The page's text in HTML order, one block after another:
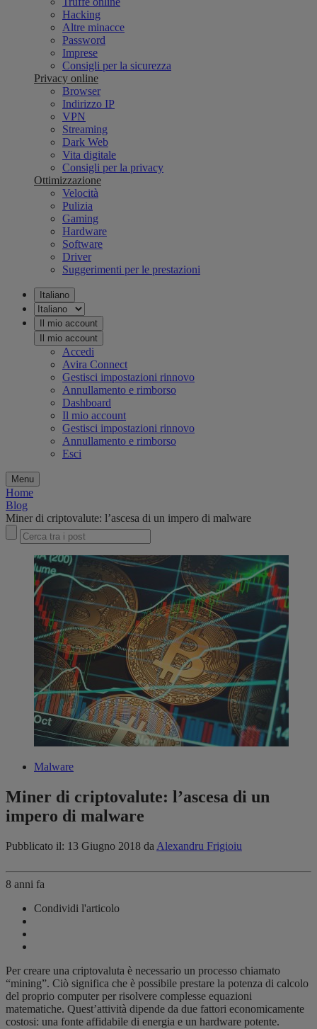
Hacking
Altre minacce
Password
Imprese
Consigli per la sicurezza
Privacy online
Browser
Indirizzo IP
VPN
Streaming
Dark Web
Vita digitale
Consigli per la privacy
Ottimizzazione
Velocità
Pulizia
Gaming
Hardware
Software
Driver
Suggerimenti per le prestazioni
Italiano
Il mio account
Il mio account
Accedi
Avira Connect
Gestisci impostazioni rinnovo
Annullamento e rimborso
Dashboard
Il mio account
Gestisci impostazioni rinnovo
Annullamento e rimborso
Esci
Menu
Home
Blog
Miner di criptovalute: l’ascesa di un impero di malware
Malware
Miner di criptovalute: l’ascesa di un
impero di malware
Pubblicato il: 13 Giugno 2018 da Alexandru Frigioiu
8 anni fa
Condividi l'articolo
Per creare una criptovaluta è necessario un processo chiamato
“mining”. Ciò significa che è possibile prestare la potenza di calcolo
del proprio computer per risolvere complesse equazioni
matematiche. Quest’attività dipende da due fattori economicamente
costosi: una fonte affidabile di energia e un hardware potente.